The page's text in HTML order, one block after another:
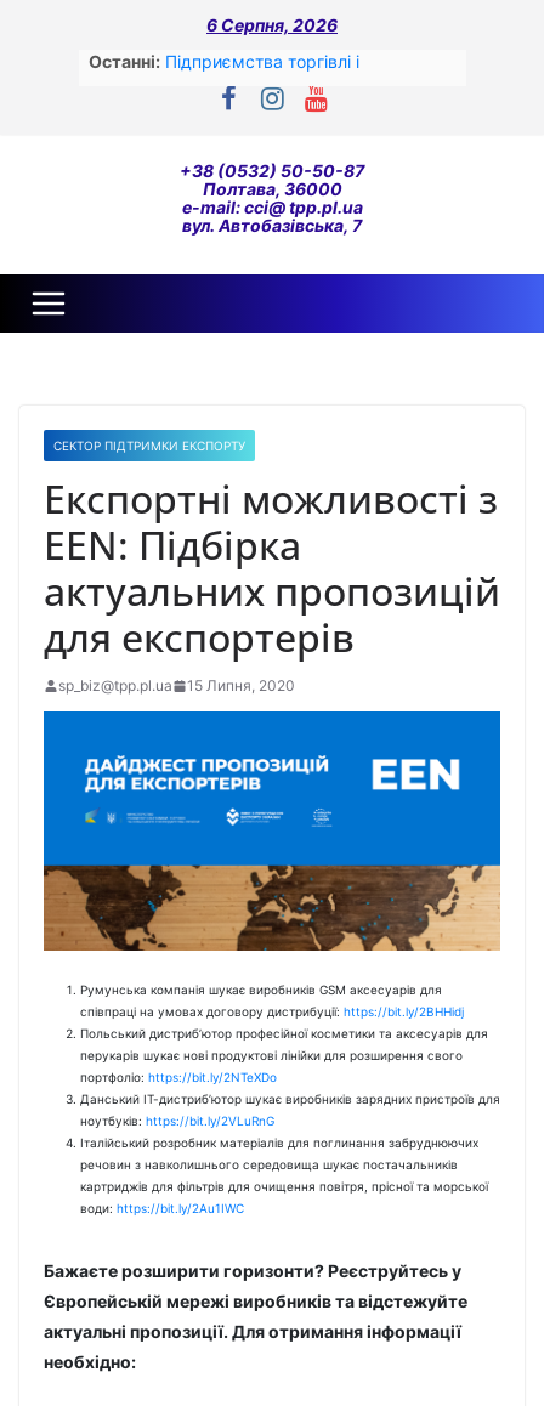
6 Серпня, 2026
Останні: Підприємства торгівлі і
переробної промисловості –
лідери сплати податків за перший
До уваги!
ОПИТУВАННЯ ОРГАНІЗАЦІЙ
ГРОМАДЯНСЬКОГО СУСПІЛЬСТВА
ЩОДО ЇХ ВЗАЄМОДІЇ З
ТА ОРГАНАМИ МІСЦЕВОГО
АГРАРНОГО ТА СІЛЬСЬКОГО
соя/ріпак!!!
Жіноче лідерство та жіноче
+38 (0532) 50-50-87
Полтава, 36000
e-mail: cci@ tpp.pl.ua
вул. Автобазівська, 7
СЕКТОР ПІДТРИМКИ ЕКСПОРТУ
Експортні можливості з
EEN: Підбірка
актуальних пропозицій
для експортерів
sp_biz@tpp.pl.ua 15 Липня, 2020
Румунська компанія шукає виробників GSM аксесуарів для
співпраці на умовах договору дистрибуції: https://bit.ly/2BHHidj
Польський дистриб’ютор професійної косметики та аксесуарів для
перукарів шукає нові продуктові лінійки для розширення свого
портфоліо: https://bit.ly/2NTeXDo
Данський ІТ-дистриб’ютор шукає виробників зарядних пристроїв для
ноутбуків: https://bit.ly/2VLuRnG
Італійський розробник матеріалів для поглинання забруднюючих
речовин з навколишнього середовища шукає постачальників
картриджів для фільтрів для очищення повітря, прісної та морської
води: https://bit.ly/2Au1IWC
Бажаєте розширити горизонти? Реєструйтесь у
Європейській мережі виробників та відстежуйте
актуальні пропозиції. Для отримання інформації
необхідно: